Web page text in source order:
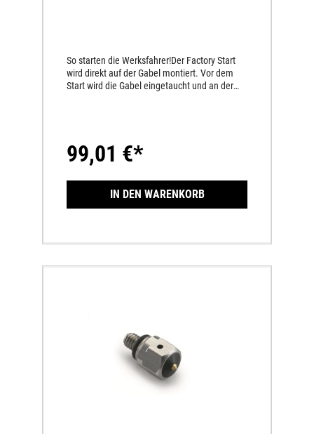
So starten die Werksfahrer!Der Factory Start
wird direkt auf der Gabel montiert. Vor dem
Start wird die Gabel eingetaucht und an der
mehr Traktion sorgt und dir vielleicht den einen
oder anderen Holeshot sichert. Beim ersten
freigegeben.Mit zusätzlicher
Gabelschutzverstärkung zur stabileren
99,01 €*
IN DEN WARENKORB